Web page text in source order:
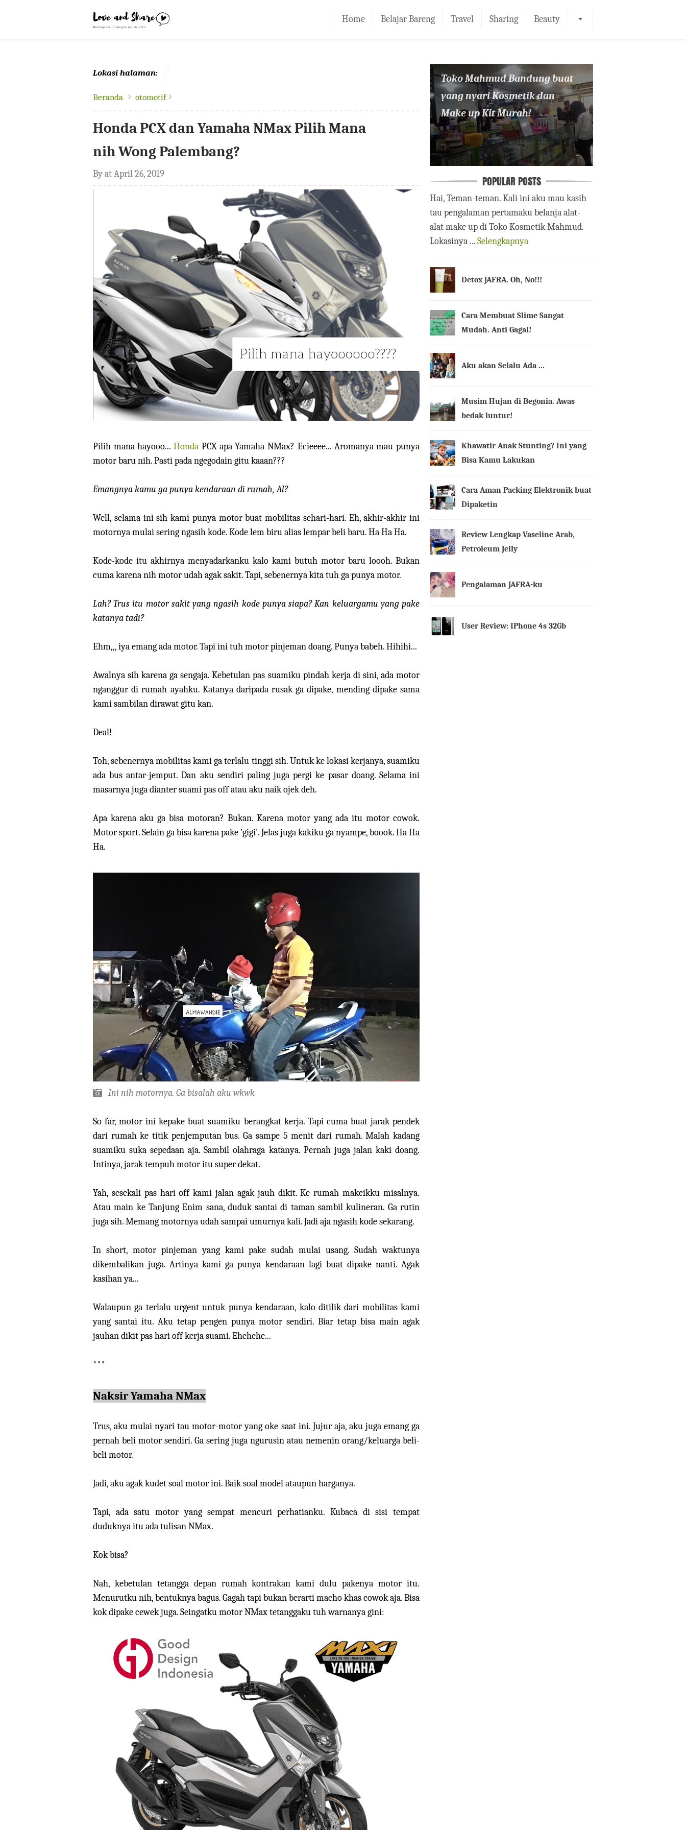
Home
Belajar Bareng Travel Sharing Beauty
Lokasi halaman:
Beranda otomotif
Honda PCX dan Yamaha NMax Pilih Mana
nih Wong Palembang?
ByatApril 26, 2019
Pilih mana hayooo...Honda PCX apa Yamaha NMax? Ecieeee... Aromanya mau punya
motor baru nih. Pasti pada ngegodain gitu kaaan???
Emangnya kamu ga punya kendaraan di rumah, Al?
Well, selama ini sih kami punya motor buat mobilitas sehari-hari. Eh, akhir-akhir ini
motornya mulai sering ngasih kode. Kode lem biru alias lempar beli baru. Ha Ha Ha.
Kode-kode itu akhirnya menyadarkanku kalo kami butuh motor baru loooh. Bukan
cuma karena nih motor udah agak sakit. Tapi, sebenernya kita tuh ga punya motor.
Lah? Trus itu motor sakit yang ngasih kode punya siapa? Kan keluargamu yang pake
katanya tadi?
Ehm,,, iya emang ada motor. Tapi ini tuh motor pinjeman doang. Punya babeh. Hihihi...
Awalnya sih karena ga sengaja. Kebetulan pas suamiku pindah kerja di sini, ada motor
nganggur di rumah ayahku. Katanya daripada rusak ga dipake, mending dipake sama
kami sambilan dirawat gitu kan.
Deal!
Toh, sebenernya mobilitas kami ga terlalu tinggi sih. Untuk ke lokasi kerjanya, suamiku
ada bus antar-jemput. Dan aku sendiri paling juga pergi ke pasar doang. Selama ini
masarnya juga dianter suami pas off atau aku naik ojek deh.
Apa karena aku ga bisa motoran? Bukan. Karena motor yang ada itu motor cowok.
Motor sport. Selain ga bisa karena pake 'gigi'. Jelas juga kakiku ga nyampe, boook. Ha Ha
Ha.
Ini nih motornya. Ga bisalah aku wkwk
So far, motor ini kepake buat suamiku berangkat kerja. Tapi cuma buat jarak pendek
dari rumah ke titik penjemputan bus. Ga sampe 5 menit dari rumah. Malah kadang
suamiku suka sepedaan aja. Sambil olahraga katanya. Pernah juga jalan kaki doang.
Intinya, jarak tempuh motor itu super dekat.
Yah, sesekali pas hari off kami jalan agak jauh dikit. Ke rumah makcikku misalnya.
Atau main ke Tanjung Enim sana, duduk santai di taman sambil kulineran. Ga rutin
juga sih. Memang motornya udah sampai umurnya kali. Jadi aja ngasih kode sekarang.
In short, motor pinjeman yang kami pake sudah mulai usang. Sudah waktunya
dikembalikan juga. Artinya kami ga punya kendaraan lagi buat dipake nanti. Agak
kasihan ya...
Walaupun ga terlalu urgent untuk punya kendaraan, kalo ditilik dari mobilitas kami
yang santai itu. Aku tetap pengen punya motor sendiri. Biar tetap bisa main agak
jauhan dikit pas hari off kerja suami. Ehehehe...
***
Naksir Yamaha NMax
Trus, aku mulai nyari tau motor-motor yang oke saat ini. Jujur aja, aku juga emang ga
pernah beli motor sendiri. Ga sering juga ngurusin atau nemenin orang/keluarga beli-
beli motor.
Jadi, aku agak kudet soal motor ini. Baik soal model ataupun harganya.
Tapi, ada satu motor yang sempat mencuri perhatianku. Kubaca di sisi tempat
duduknya itu ada tulisan NMax.
Kok bisa?
Nah, kebetulan tetangga depan rumah kontrakan kami dulu pakenya motor itu.
Menurutku nih, bentuknya bagus. Gagah tapi bukan berarti macho khas cowok aja. Bisa
kok dipake cewek juga. Seingatku motor NMax tetanggaku tuh warnanya gini:
Toko Mahmud Bandung buat
yang nyari Kosmetik dan
Make up Kit Murah!
POPULAR POSTS
Hai, Teman-teman. Kali ini aku mau kasih
tau pengalaman pertamaku belanja alat-
alat make up di Toko Kosmetik Mahmud.
Lokasinya ...Selengkapnya
Detox JAFRA. Oh, No!!!
Cara Membuat Slime Sangat
Mudah. Anti Gagal!
Aku akan Selalu Ada ...
Musim Hujan di Begonia. Awas
bedak luntur!
Khawatir Anak Stunting? Ini yang
Bisa Kamu Lakukan
Cara Aman Packing Elektronik buat
Dipaketin
Review Lengkap Vaseline Arab,
Petroleum Jelly
Pengalaman JAFRA-ku
User Review: IPhone 4s 32Gb